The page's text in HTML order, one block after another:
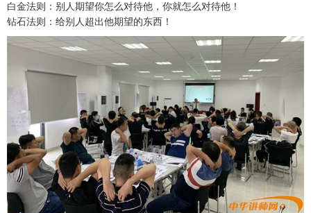
白金法则：别人期望你怎么对待他，你就怎么对待他！
钻石法则：给别人超出他期望的东西！